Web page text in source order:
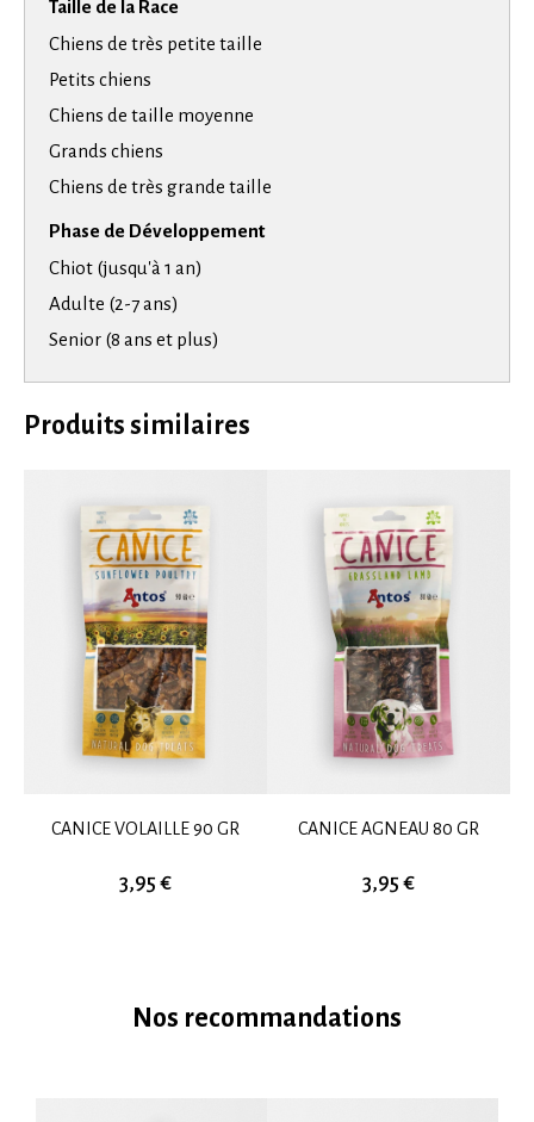
Taille de la Race
Chiens de très petite taille
Petits chiens
Chiens de taille moyenne
Grands chiens
Chiens de très grande taille
Phase de Développement
Chiot (jusqu'à 1 an)
Adulte (2-7 ans)
Senior (8 ans et plus)
Produits similaires
CANICE VOLAILLE 90 GR
3,95 €
CANICE AGNEAU 80 GR
3,95 €
Nos recommandations